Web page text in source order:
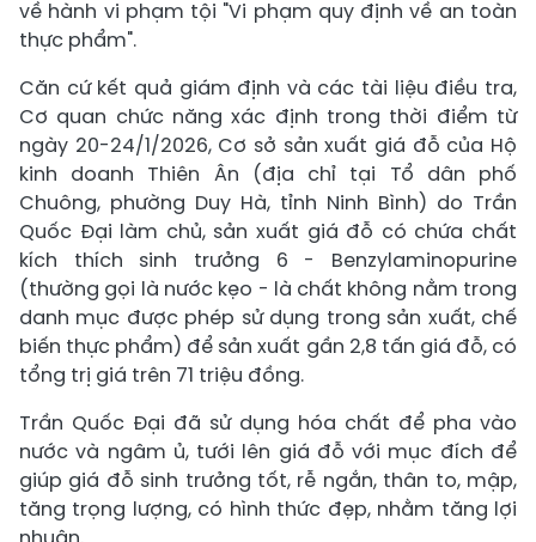
về hành vi phạm tội "Vi phạm quy định về an toàn
thực phẩm".
Căn cứ kết quả giám định và các tài liệu điều tra,
Cơ quan chức năng xác định trong thời điểm từ
ngày 20-24/1/2026, Cơ sở sản xuất giá đỗ của Hộ
kinh doanh Thiên Ân (địa chỉ tại Tổ dân phố
Chuông, phường Duy Hà, tỉnh Ninh Bình) do Trần
Quốc Đại làm chủ, sản xuất giá đỗ có chứa chất
kích thích sinh trưởng 6 - Benzylaminopurine
(thường gọi là nước kẹo - là chất không nằm trong
danh mục được phép sử dụng trong sản xuất, chế
biến thực phẩm) để sản xuất gần 2,8 tấn giá đỗ, có
tổng trị giá trên 71 triệu đồng.
Trần Quốc Đại đã sử dụng hóa chất để pha vào
nước và ngâm ủ, tưới lên giá đỗ với mục đích để
giúp giá đỗ sinh trưởng tốt, rễ ngắn, thân to, mập,
tăng trọng lượng, có hình thức đẹp, nhằm tăng lợi